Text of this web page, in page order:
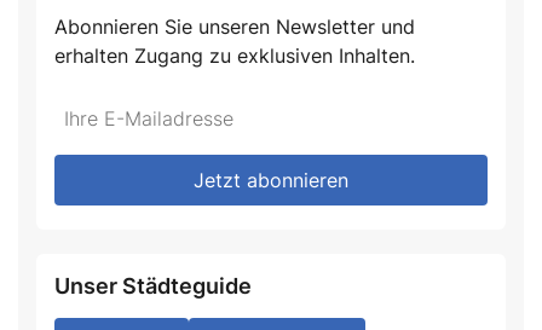
Abonnieren Sie unseren Newsletter und
erhalten Zugang zu exklusiven Inhalten.
Do
fill
*Ihre
Mailadresse:
Jetzt abonnieren
Unser Städteguide